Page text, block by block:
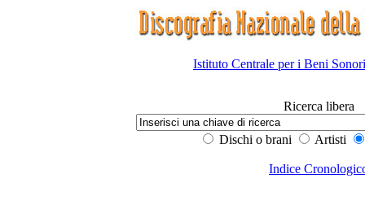
Istituto Centrale per i Beni
Ricerca libera
Dischi o brani Artisti
Indice